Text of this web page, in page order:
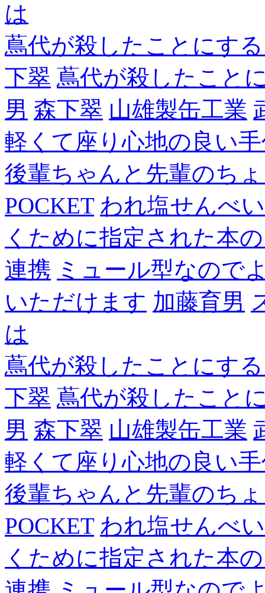
は
蔦代が殺したことにす
下翠 蔦代が殺したこと
男 森下翠 山雄製缶工業
軽くて座り心地の良い
後輩ちゃんと先輩のち
POCKET われ塩せんべい
くために指定された本
連携 ミュール型なので
いただけます 加藤育男
は
蔦代が殺したことにす
下翠 蔦代が殺したこと
男 森下翠 山雄製缶工業
軽くて座り心地の良い
後輩ちゃんと先輩のち
POCKET われ塩せんべい
くために指定された本